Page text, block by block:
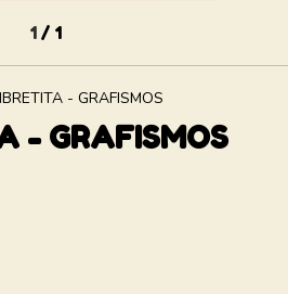
1 / 1
- GRAFISMOS
- GRAFISMOS